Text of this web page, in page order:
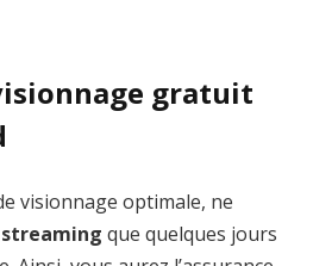
gratuit
visionnage optimale, ne
streaming que quelques jours